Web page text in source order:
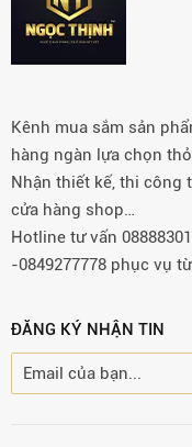
Kênh mua sắm sản
hàng ngàn lựa chọn
Nhận thiết kế, thi công
cửa hàng shop…
Hotline tư vấn
-0849277778 phục vụ
ĐĂNG KÝ NHẬN TIN